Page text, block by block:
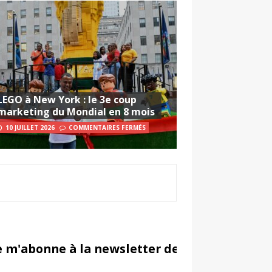
à New York : le 3e coup
du Mondial en 8 mois
10 JUILLET 2026 COMMENTAIRES FERMÉS
m'abonne à la newsletter de